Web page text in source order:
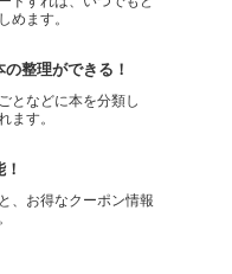
めます。
整理ができる！
となどに本を分類し
ます。
、お得なクーポン情報